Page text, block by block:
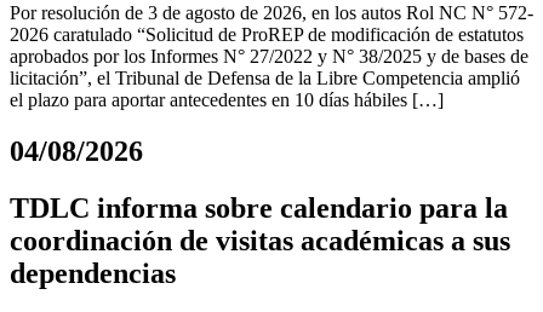
Por resolución de 3 de agosto de 2026, en los autos Rol NC N° 572-
2026 caratulado “Solicitud de ProREP de modificación de estatutos
aprobados por los Informes N° 27/2022 y N° 38/2025 y de bases de
licitación”, el Tribunal de Defensa de la Libre Competencia amplió
el plazo para aportar antecedentes en 10 días hábiles […]
04/08/2026
TDLC informa sobre calendario para la
coordinación de visitas académicas a sus
dependencias